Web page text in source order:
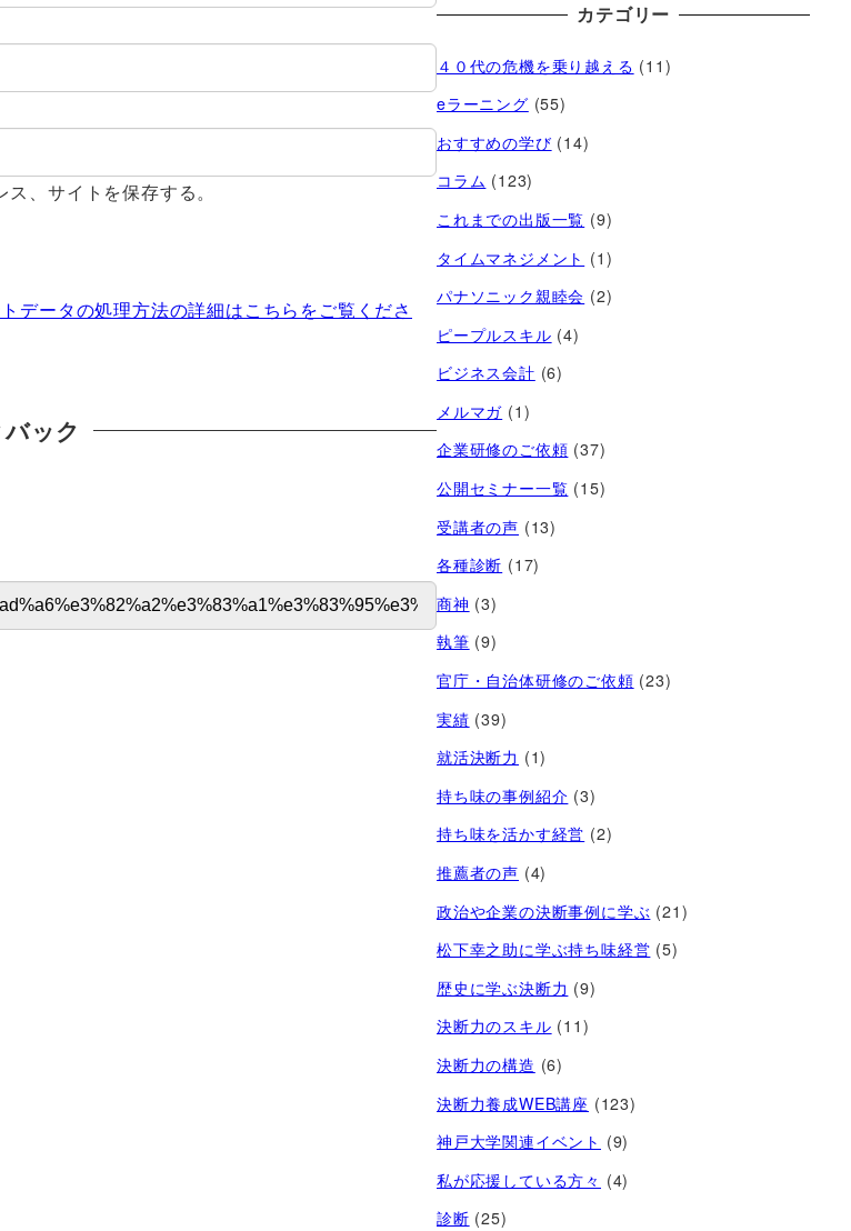
、サイトを保存する。
データの処理方法の詳細はこちらをご覧くださ
ック
カテゴリー
４０代の危機を乗り越える (11)
eラーニング (55)
おすすめの学び (14)
コラム (123)
これまでの出版一覧 (9)
タイムマネジメント (1)
パナソニック親睦会 (2)
ピープルスキル (4)
ビジネス会計 (6)
メルマガ (1)
企業研修のご依頼 (37)
公開セミナー一覧 (15)
受講者の声 (13)
各種診断 (17)
商神 (3)
執筆 (9)
官庁・自治体研修のご依頼 (23)
実績 (39)
就活決断力 (1)
持ち味の事例紹介 (3)
持ち味を活かす経営​ (2)
推薦者の声 (4)
政治や企業の決断事例に学ぶ (21)
松下幸之助に学ぶ持ち味経営 (5)
歴史に学ぶ決断力 (9)
決断力のスキル (11)
決断力の構造 (6)
決断力養成WEB講座 (123)
神戸大学関連イベント (9)
私が応援している方々 (4)
診断 (25)